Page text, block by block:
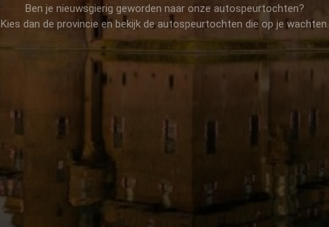
Ben je nieuwsgierig geworden naar onze autospeurtochten?
Kies dan de provincie en bekijk de autospeurtochten die op je wachten.